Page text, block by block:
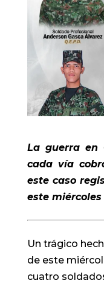
La guerra en
cada vía
este caso
este miércoles
Un trágico
de este
cuatro